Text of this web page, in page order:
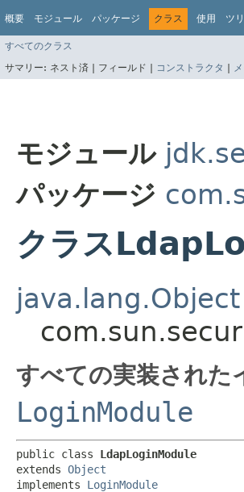
概要 モジュール パッケージ クラス 使用 ツ
すべてのクラス
サマリー: ネスト済 | フィールド | コンストラクタ |
モジュール
パッケージ
クラス
java.lang.Object
すべての実装された
LoginModule
public class LdapLoginModule
extends Object
implements LoginModule